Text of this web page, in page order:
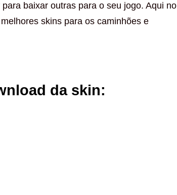
baixar outras para o seu jogo. Aqui no
skins para os caminhões e
da skin: